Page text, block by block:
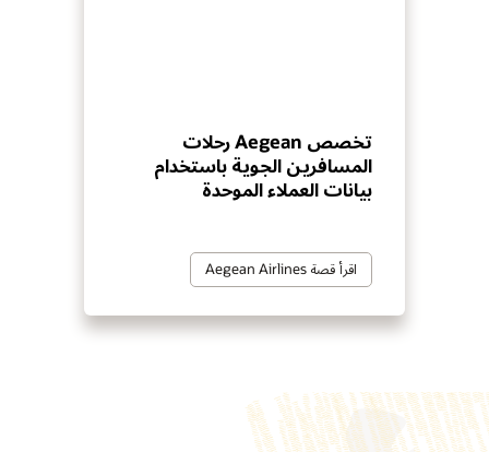
تخصص Aegean رحلات
المسافرين الجوية باستخدام
بيانات العملاء الموحدة
اقرأ قصة Aegean Airlines